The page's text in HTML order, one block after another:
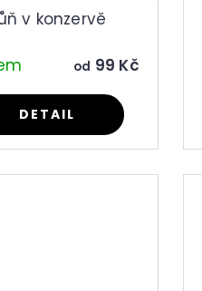
v konzervě
od 99 Kč
DETAIL